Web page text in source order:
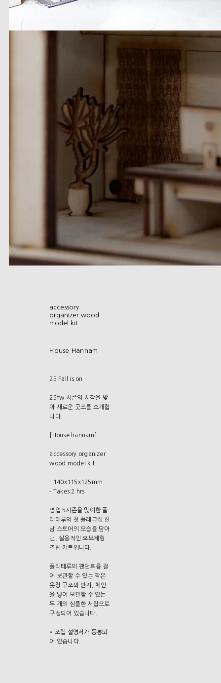
accessory
organizer wood
model kit
House Hannam
25 Fall is on
25fw 시즌의 시작을 맞
아 새로운 굿즈를 소개합
니다.
[House hannam]
accessory organizer
wood model kit
- 140x115x125mm
- Takes 2 hrs
영업 5시즌을 맞이한 폴
리테루의 첫 플래그십 한
남 스토어의 모습을 담아
낸, 실용적인 오브제형
조립 키트입니다.
폴리테루의 팬던트를 걸
어 보관할 수 있는 작은
옷장 구조와 반지, 체인
을 넣어 보관할 수 있는
두 개의 심플한 서랍으로
구성되어 있습니다.
* 조립 설명서가 동봉되
어 있습니다.